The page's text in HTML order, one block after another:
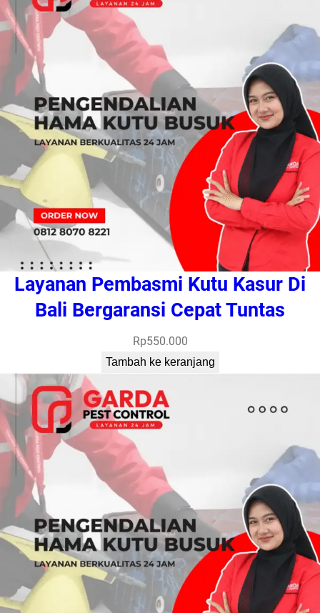
Layanan Pembasmi Kutu Kasur Di
Bali Bergaransi Cepat Tuntas
Rp550.000
Tambah ke keranjang